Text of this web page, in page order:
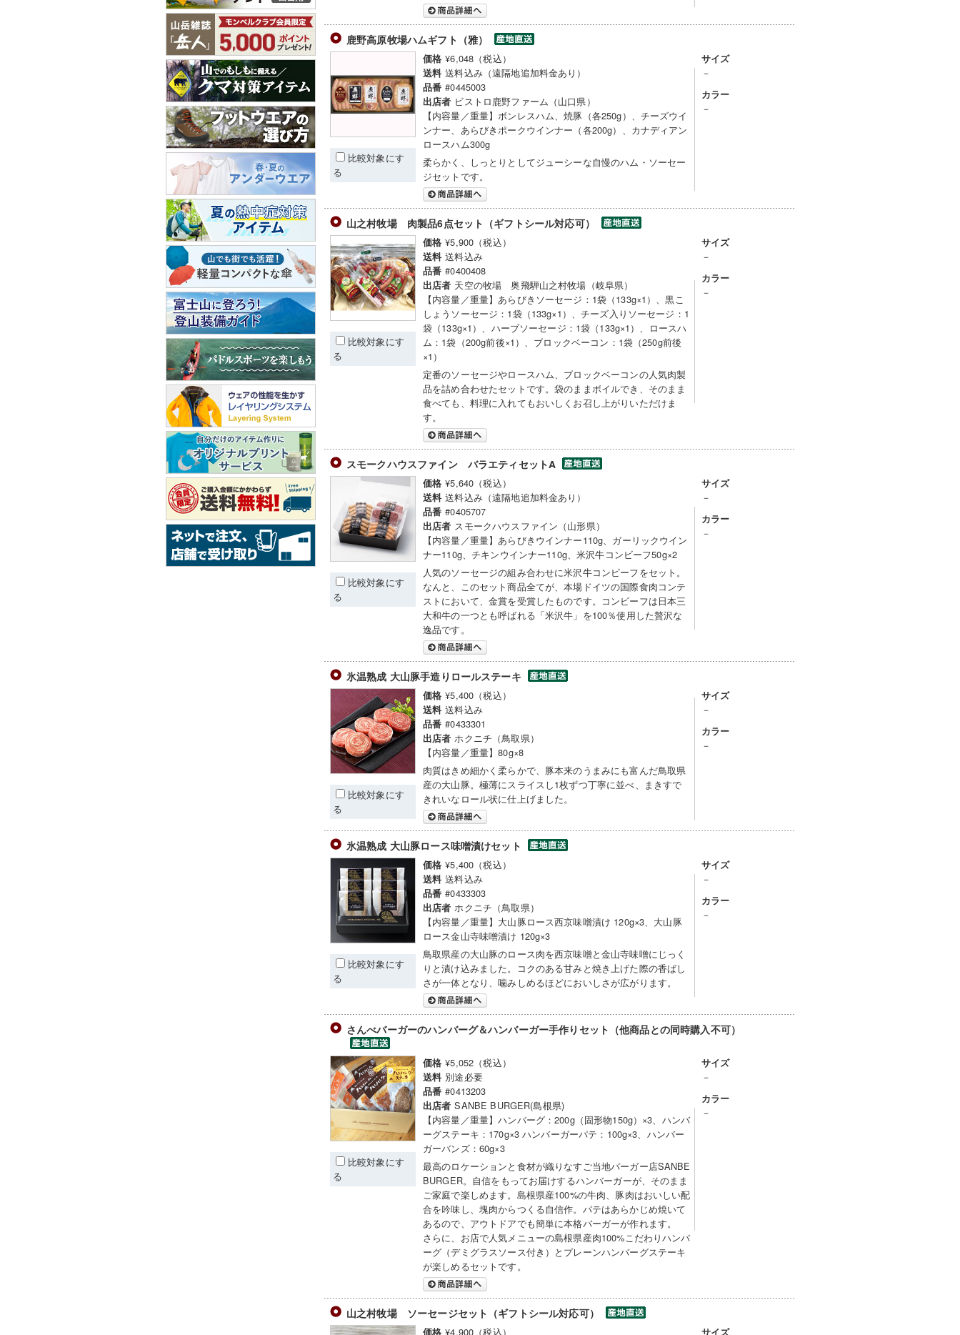
鹿野高原牧場ハムギフト（雅）
比較対象にす
る
価格 ¥6,048（税込）
送料 送料込み（遠隔地追加料金あり）
品番 #0445003
出店者 ビストロ鹿野ファーム（山口県）
【内容量／重量】ボンレスハム、焼豚（各250g）、チーズウイ
ンナー、あらびきポークウインナー（各200g）、カナディアン
ロースハム300g
柔らかく、しっとりとしてジューシーな自慢のハム・ソーセー
ジセットです。
サイズ
－
カラー
－
山之村牧場 肉製品6点セット（ギフトシール対応可）
比較対象にす
る
価格 ¥5,900（税込）
送料 送料込み
品番 #0400408
出店者 天空の牧場 奥飛騨山之村牧場（岐阜県）
【内容量／重量】あらびきソーセージ：1袋（133g×1）、黒こ
しょうソーセージ：1袋（133g×1）、チーズ入りソーセージ：1
袋（133g×1）、ハーブソーセージ：1袋（133g×1）、ロースハ
ム：1袋（200g前後×1）、ブロックベーコン：1袋（250g前後
×1）
定番のソーセージやロースハム、ブロックベーコンの人気肉製
品を詰め合わせたセットです。袋のままボイルでき、そのまま
食べても、料理に入れてもおいしくお召し上がりいただけま
す。
サイズ
－
カラー
－
スモークハウスファイン バラエティセットA
比較対象にす
る
価格 ¥5,640（税込）
送料 送料込み（遠隔地追加料金あり）
品番 #0405707
出店者 スモークハウスファイン（山形県）
【内容量／重量】あらびきウインナー110g、ガーリックウイン
ナー110g、チキンウインナー110g、米沢牛コンビーフ50g×2
人気のソーセージの組み合わせに米沢牛コンビーフをセット。
なんと、このセット商品全てが、本場ドイツの国際食肉コンテ
ストにおいて、金賞を受賞したものです。コンビーフは日本三
大和牛の一つとも呼ばれる「米沢牛」を100％使用した贅沢な
逸品です。
サイズ
－
カラー
－
氷温熟成 大山豚手造りロールステーキ
比較対象にす
る
価格 ¥5,400（税込）
送料 送料込み
品番 #0433301
出店者 ホクニチ（鳥取県）
【内容量／重量】80g×8
肉質はきめ細かく柔らかで、豚本来のうまみにも富んだ鳥取県
産の大山豚。極薄にスライスし1枚ずつ丁寧に並べ、まきすで
きれいなロール状に仕上げました。
サイズ
－
カラー
－
氷温熟成 大山豚ロース味噌漬けセット
比較対象にす
る
価格 ¥5,400（税込）
送料 送料込み
品番 #0433303
出店者 ホクニチ（鳥取県）
【内容量／重量】大山豚ロース西京味噌漬け 120g×3、大山豚
ロース金山寺味噌漬け 120g×3
鳥取県産の大山豚のロース肉を西京味噌と金山寺味噌にじっく
りと漬け込みました。コクのある甘みと焼き上げた際の香ばし
さが一体となり、噛みしめるほどにおいしさが広がります。
サイズ
－
カラー
－
さんべバーガーのハンバーグ＆ハンバーガー手作りセット（他商品との同時購入不可）
比較対象にす
る
価格 ¥5,052（税込）
送料 別途必要
品番 #0413203
出店者 SANBE BURGER(島根県)
【内容量／重量】ハンバーグ：200g（固形物150g）×3、ハンバ
ーグステーキ：170g×3 ハンバーガーパテ：100g×3、ハンバー
ガーバンズ：60g×3
最高のロケーションと食材が織りなすご当地バーガー店SANBE
BURGER。自信をもってお届けするハンバーガーが、そのまま
ご家庭で楽しめます。島根県産100%の牛肉、豚肉はおいしい配
合を吟味し、塊肉からつくる自信作。パテはあらかじめ焼いて
あるので、アウトドアでも簡単に本格バーガーが作れます。
さらに、お店で人気メニューの島根県産肉100%こだわりハンバ
ーグ（デミグラスソース付き）とプレーンハンバーグステーキ
が楽しめるセットです。
サイズ
－
カラー
－
山之村牧場 ソーセージセット（ギフトシール対応可）
価格 ¥4,900（税込） サイズ